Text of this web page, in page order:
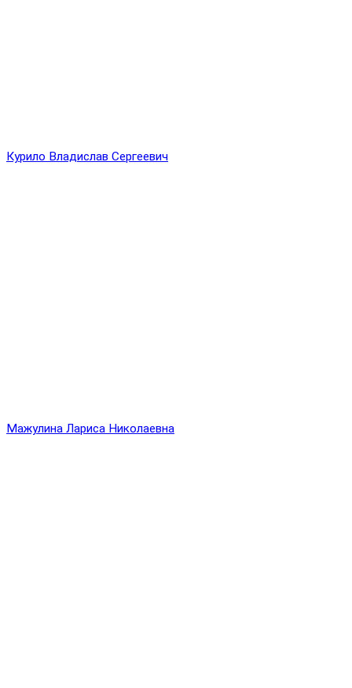
Курило Владислав Сергеевич
Мажулина Лариса Николаевна